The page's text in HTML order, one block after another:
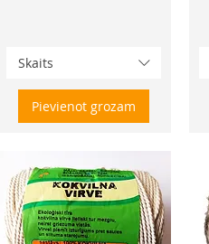
Skaits
Pievienot grozam